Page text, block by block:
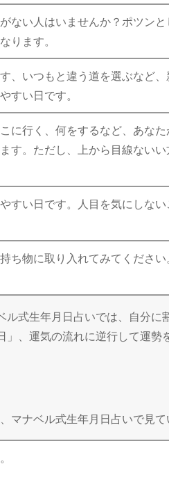
ない人はいませんか？ポツン
ります。
、いつもと違う道を選ぶなど
すい日です。
に行く、何をするなど、あな
す。ただし、上から目線ない
すい日です。人目を気にしな
ち物に取り入れてみてください
式生年月日占いでは、自分に
、運気の流れに逆行して運勢
マナベル式生年月日占いで見て